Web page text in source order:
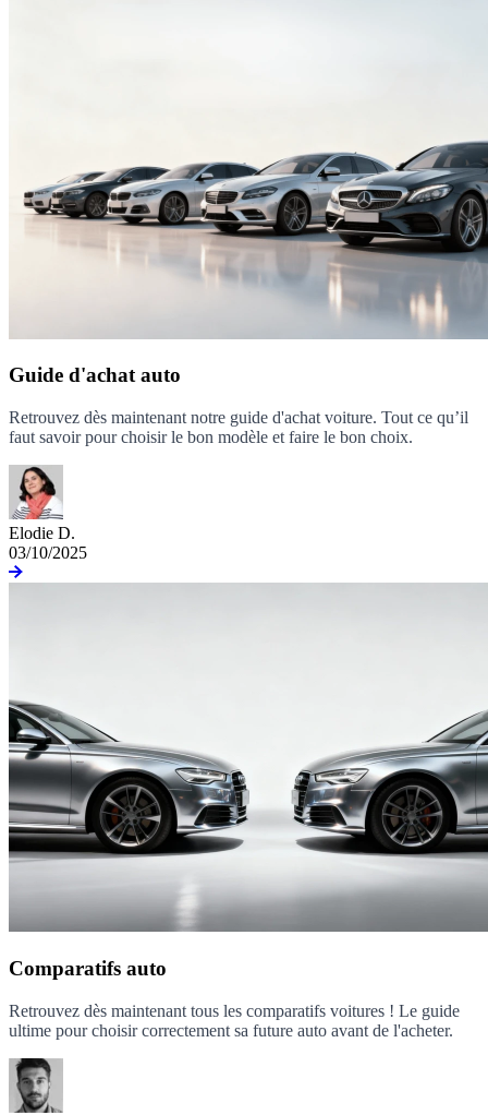
Guide d'achat auto
Retrouvez dès maintenant notre guide d'achat voiture. Tout ce qu’il
faut savoir pour choisir le bon modèle et faire le bon choix.
Elodie D.
03/10/2025
Comparatifs auto
Retrouvez dès maintenant tous les comparatifs voitures ! Le guide
ultime pour choisir correctement sa future auto avant de l'acheter.